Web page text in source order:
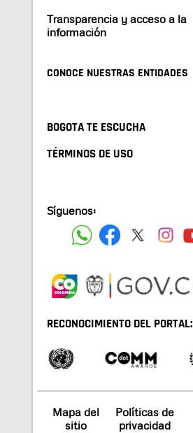
Transparencia y acceso a la
información
CONOCE NUESTRAS ENTIDADES
BOGOTA TE ESCUCHA
TÉRMINOS DE USO
Síguenos:
RECONOCIMIENTO DEL PORTAL:
Mapa del
sitio
Políticas de
privacidad